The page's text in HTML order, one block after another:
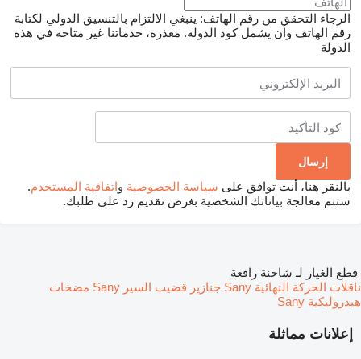
الرجاء التحقق من رقم الهاتف: ينبغي الالتزام بالتنسيق الدولي لكتابة
رقم الهاتف وأن يشمل كود الدولة. معذرة، خدماتنا غير متاحة في هذه
الدولة
بالنقر هنا، أنت توافق على سياسة الخصوصية واتفاقية المستخدم.
ستتم معالجة بياناتك الشخصية بغرض تقديم رد على طلبك.
إعلانات مماثلة
قطع الغيار لـ شاحنة رافعة
ناقلات الحركة النهائية Sany
جنازير قضيب السير Sany
مضخات
هيدروليكية Sany